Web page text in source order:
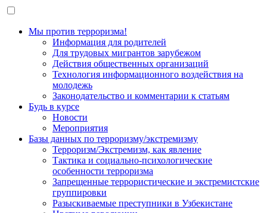
Мы против терроризма!
Информация для родителей
Для трудовых мигрантов зарубежом
Действия общественных организаций
Технология информационного воздействия на
молодежь
Законодательство и комментарии к статьям
Будь в курсе
Новости
Мероприятия
Базы данных по терроризму/экстремизму
Терроризм/Экстремизм, как явление
Тактика и социально-психологические
особенности терроризма
Запрещенные террористические и экстремистские
группировки
Разыскиваемые преступники в Узбекистане